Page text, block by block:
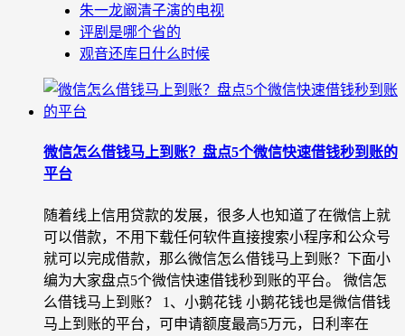
朱一龙阚清子演的电视
评剧是哪个省的
观音还库日什么时候
微信怎么借钱马上到账？盘点5个微信快速借钱秒到账的
平台
随着线上信用贷款的发展，很多人也知道了在微信上就
可以借款，不用下载任何软件直接搜索小程序和公众号
就可以完成借款，那么微信怎么借钱马上到账？下面小
编为大家盘点5个微信快速借钱秒到账的平台。 微信怎
么借钱马上到账？ 1、小鹅花钱 小鹅花钱也是微信借钱
马上到账的平台，可申请额度最高5万元，日利率在